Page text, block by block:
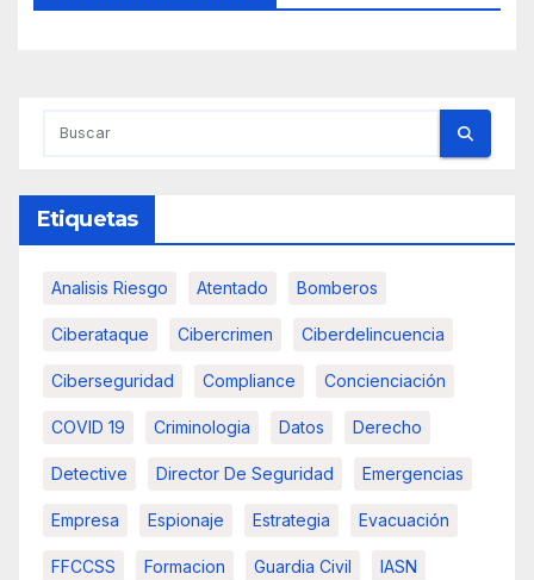
Etiquetas
Analisis Riesgo Atentado Bomberos
Ciberataque Cibercrimen Ciberdelincuencia
Ciberseguridad Compliance Concienciación
COVID 19 Criminologia Datos Derecho
Detective Director De Seguridad Emergencias
Empresa Espionaje Estrategia Evacuación
FFCCSS Formacion Guardia Civil IASN